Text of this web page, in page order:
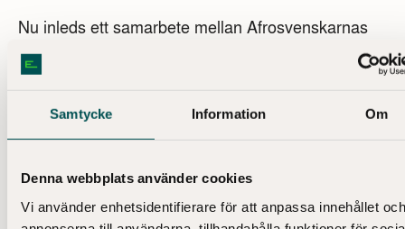
Samtycke Information Om
Denna webbplats använder cookies
Vi använder enhetsidentifierare för att anpassa innehållet och
Nu inleds ett samarbete mellan Afrosvenskarnas
riksförbund och Kungl. Myntkabinettet kring
stadsvandringen I slavhandelns fotspår. Syftet är
slavhandeln och skildra delar av Sveriges historia
som tidigare inte har varit allmänt känd.
Läs hela pressreleasen
2016-02-23
Unikt dollarmynt visas på